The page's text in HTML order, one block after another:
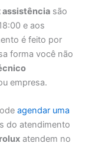
assistência são
e aos
é feito por
forma você não
empresa.
agendar uma
do atendimento
atendem no